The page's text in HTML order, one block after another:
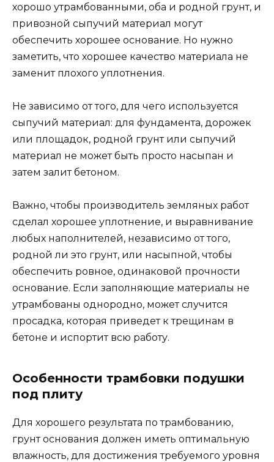
хорошо утрамбованными, оба и родной грунт, и
привозной сыпучий материал могут
обеспечить хорошее основание. Но нужно
заметить, что хорошее качество материала не
заменит плохого уплотнения.
Не зависимо от того, для чего используется
сыпучий материал: для фундамента, дорожек
или площадок, родной грунт или сыпучий
материал не может быть просто насыпан и
затем залит бетоном.
Важно, чтобы производитель земляных работ
сделал хорошее уплотнение, и выравнивание
любых наполнителей, независимо от того,
родной ли это грунт, или насыпной, чтобы
обеспечить ровное, одинаковой прочности
основание. Если заполняющие материалы не
утрамбованы однородно, может случится
просадка, которая приведет к трещинам в
бетоне и испортит всю работу.
Особенности трамбовки подушки
под плиту
Для хорошего результата по трамбованию,
грунт основания должен иметь оптимальную
влажность, для достижения требуемого уровня